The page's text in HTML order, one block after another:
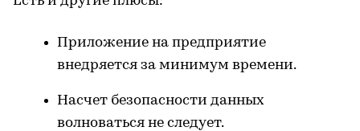
Приложение на предприятие
внедряется за минимум времени.
Насчет безопасности данных
волноваться не следует.